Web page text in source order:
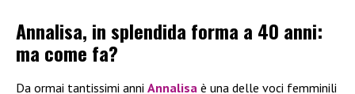
Annalisa, in splendida forma a 40 anni:
ma come fa?
Da ormai tantissimi anni Annalisa è una delle voci femminili